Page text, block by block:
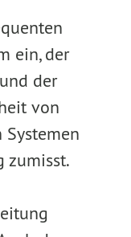
ein, der
der
von
zumisst.